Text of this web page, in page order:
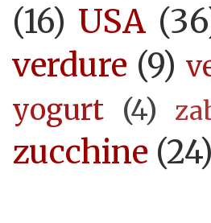
(16) USA
verdure (9)
yogurt (4)
zucchine (24)